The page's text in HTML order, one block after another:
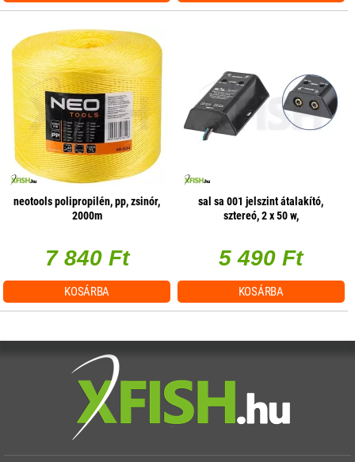
neotools polipropilén, pp, zsinór,
2000m
7 840 Ft
KOSÁRBA
sal sa 001 jelszint átalakító,
sztereó, 2 x 50 w,
5 490 Ft
KOSÁRBA